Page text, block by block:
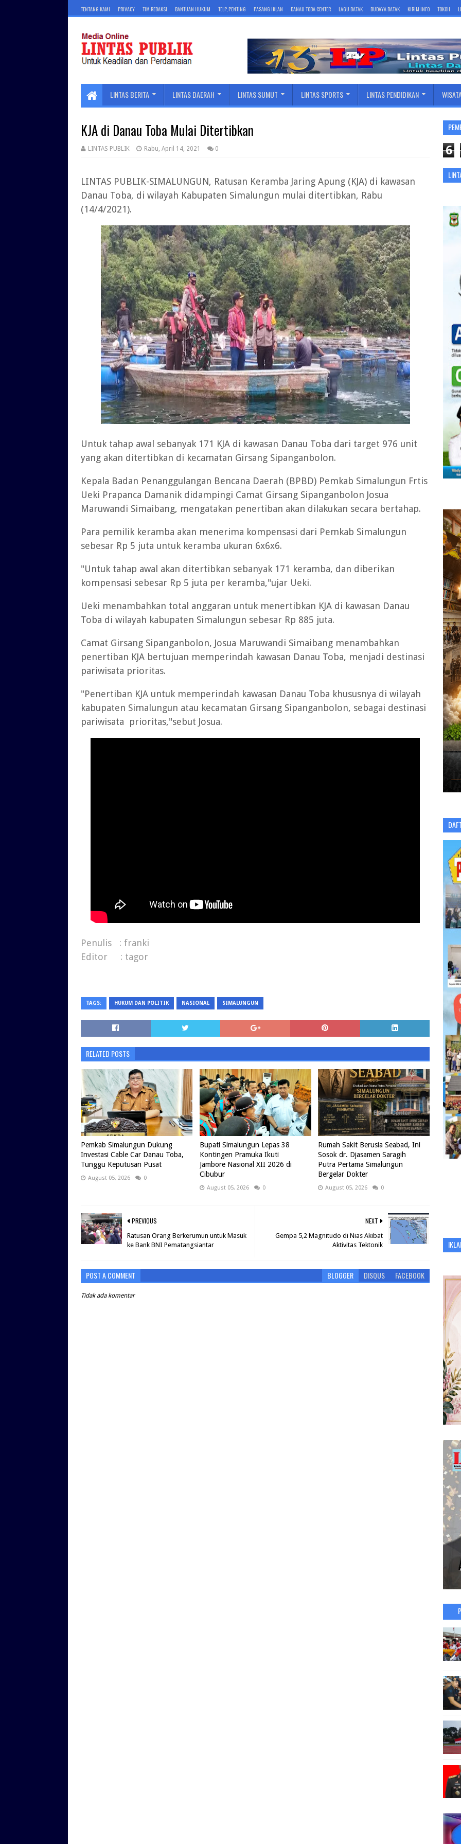
TENTANG KAMI PRIVACY TIM REDAKSI BANTUAN HUKUM TELP, PENTING PASANG IKLAN DANAU TOBA CENTER LAGU BATAK BUDAYA BATAK KIRIM INFO TOKOH
LINTAS BERITA LINTAS DAERAH LINTAS SUMUT LINTAS SPORTS LINTAS PENDIDIKAN
KJA di Danau Toba Mulai Ditertibkan
LINTAS PUBLIK Rabu, April 14, 2021 0
LINTAS PUBLIK-SIMALUNGUN, Ratusan Keramba Jaring Apung (KJA) di kawasan
Danau Toba, di wilayah Kabupaten Simalungun mulai ditertibkan, Rabu
(14/4/2021).
Untuk tahap awal sebanyak 171 KJA di kawasan Danau Toba dari target 976 unit
yang akan ditertibkan di kecamatan Girsang Sipanganbolon.
Kepala Badan Penanggulangan Bencana Daerah (BPBD) Pemkab Simalungun Frtis
Ueki Prapanca Damanik didampingi Camat Girsang Sipanganbolon Josua
Maruwandi Simaibang, mengatakan penertiban akan dilakukan secara bertahap.
Para pemilik keramba akan menerima kompensasi dari Pemkab Simalungun
sebesar Rp 5 juta untuk keramba ukuran 6x6x6.
"Untuk tahap awal akan ditertibkan sebanyak 171 keramba, dan diberikan
kompensasi sebesar Rp 5 juta per keramba,"ujar Ueki.
Ueki menambahkan total anggaran untuk menertibkan KJA di kawasan Danau
Toba di wilayah kabupaten Simalungun sebesar Rp 885 juta.
Camat Girsang Sipanganbolon, Josua Maruwandi Simaibang menambahkan
penertiban KJA bertujuan memperindah kawasan Danau Toba, menjadi destinasi
pariwisata prioritas.
"Penertiban KJA untuk memperindah kawasan Danau Toba khususnya di wilayah
kabupaten Simalungun atau kecamatan Girsang Sipanganbolon, sebagai destinasi
pariwisata prioritas,"sebut Josua.
Penulis : franki
Editor : tagor
TAGS: HUKUM DAN POLITIK NASIONAL SIMALUNGUN
RELATED POSTS
Pemkab Simalungun Dukung
Investasi Cable Car Danau Toba,
Tunggu Keputusan Pusat
August 05, 2026 0
Bupati Simalungun Lepas 38
Kontingen Pramuka Ikuti
Jambore Nasional XII 2026 di
Cibubur
August 05, 2026 0
Rumah Sakit Berusia Seabad, Ini
Sosok dr. Djasamen Saragih
Putra Pertama Simalungun
Bergelar Dokter
August 05, 2026 0
NEXT
Gempa 5,2 Magnitudo di Nias Akibat
Aktivitas Tektonik
PREVIOUS
Ratusan Orang Berkerumun untuk Masuk
ke Bank BNI Pematangsiantar
POST A COMMENT BLOGGER DISQUS FACEBOOK
Tidak ada komentar
6